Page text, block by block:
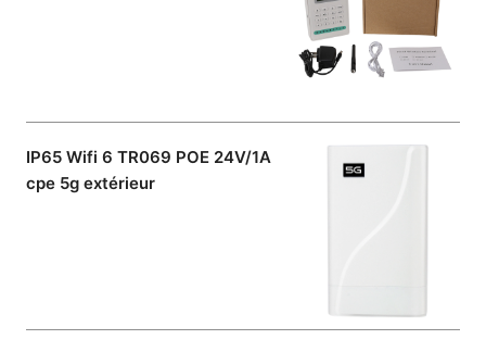
IP65 Wifi 6 TR069 POE 24V/1A
cpe 5g extérieur